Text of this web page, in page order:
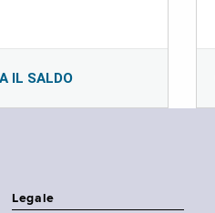
IL SALDO
Legale